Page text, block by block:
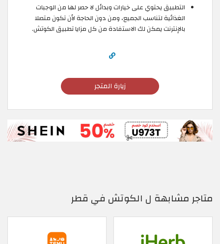
التطبيق يحتوي على خيارات وبدائل لا حصر لها من الوجبات
الغذائية لتناسب الجميع، ومن دون الحاجة لأن تكون متصلا
بالإنترنت يمكن لك الاستفادة من كل مزايا تطبيق الكوتش.
زيارة المتجر
متاجر مشابهة ل الكوتش في قطر